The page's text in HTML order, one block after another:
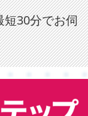
短30分でお伺